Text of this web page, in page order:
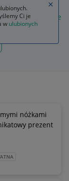
miasta i
nóżkami
prezent
Ci je
w ulubionych